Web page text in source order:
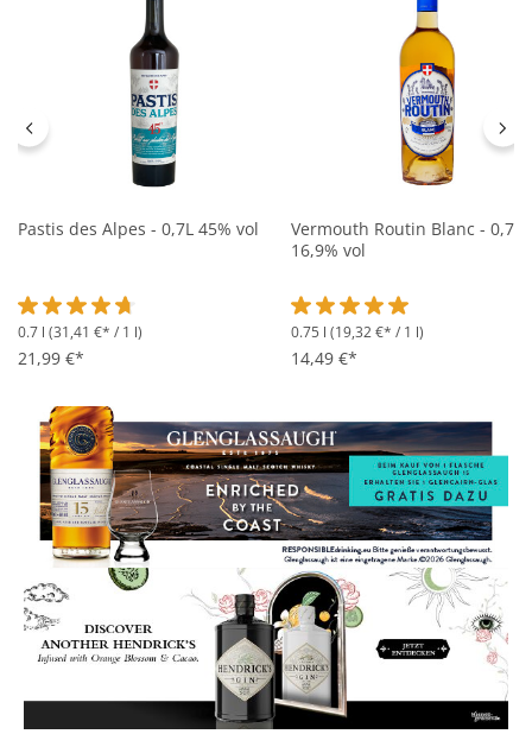
Pastis des Alpes - 0,7L 45% vol
Durchschnittliche Bewertung von 4.6 von 5 Sternen
0.7 l (31,41 €* / 1 l)
21,99 €*
Vermouth Routin Blanc - 0,75L
16,9% vol
Durchschnittliche
0.75 l (19,32 €* / 1 l)
14,49 €*